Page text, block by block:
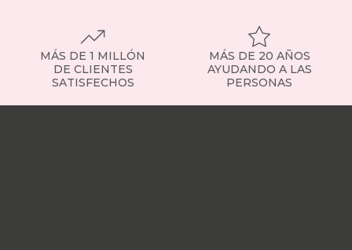
MÁS DE 1 MILLÓN
DE CLIENTES
SATISFECHOS
MÁS DE 20 AÑOS
AYUDANDO A LAS
PERSONAS